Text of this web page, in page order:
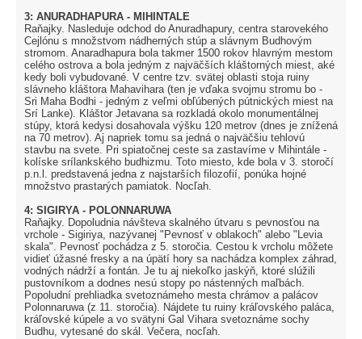
3: ANURADHAPURA - MIHINTALE
Raňajky. Nasleduje odchod do Anuradhapury, centra starovekého
Cejlónu s množstvom nádherných stúp a slávnym Budhovým
stromom. Anaradhapura bola takmer 1500 rokov hlavným mestom
celého ostrova a bola jedným z najväčších kláštorných miest, aké
kedy boli vybudované. V centre tzv. svätej oblasti stoja ruiny
slávneho kláštora Mahavihara (ten je vďaka svojmu stromu bo -
Sri Maha Bodhi - jedným z veľmi obľúbených pútnických miest na
Srí Lanke). Kláštor Jetavana sa rozkladá okolo monumentálnej
stúpy, ktorá kedysi dosahovala výšku 120 metrov (dnes je znížená
na 70 metrov). Aj napriek tomu sa jedná o najväčšiu tehlovú
stavbu na svete. Pri spiatočnej ceste sa zastavíme v Mihintále -
kolíske srílankského budhizmu. Toto miesto, kde bola v 3. storočí
p.n.l. predstavená jedna z najstarších filozofií, ponúka hojné
množstvo prastarých pamiatok. Nocľah.
4: SIGIRYA - POLONNARUWA
Raňajky. Dopoludnia návšteva skalného útvaru s pevnosťou na
vrchole - Sigiriya, nazývanej "Pevnosť v oblakoch" alebo "Levia
skala". Pevnosť pochádza z 5. storočia. Cestou k vrcholu môžete
vidieť úžasné fresky a na úpätí hory sa nachádza komplex záhrad,
vodných nádrží a fontán. Je tu aj niekoľko jaskýň, ktoré slúžili
pustovníkom a dodnes nesú stopy po nástenných maľbách.
Popoludní prehliadka svetoznámeho mesta chrámov a palácov
Polonnaruwa (z 11. storočia). Nájdete tu ruiny kráľovského paláca,
kráľovské kúpele a vo svätyni Gal Vihara svetoznáme sochy
Budhu, vytesané do skál. Večera, nocľah.